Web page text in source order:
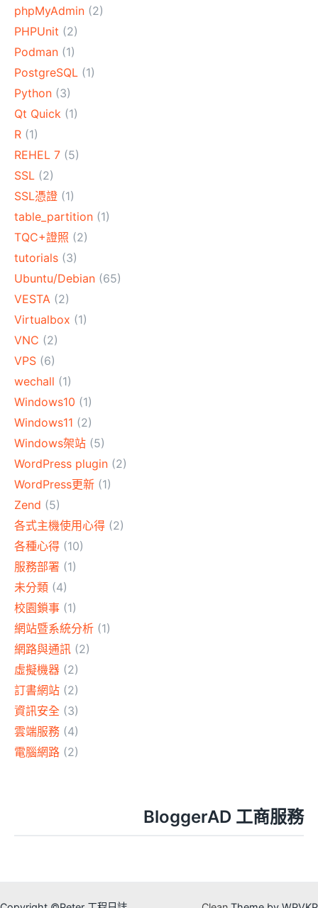
phpMyAdmin (2)
PHPUnit (2)
Podman (1)
PostgreSQL (1)
Python (3)
Qt Quick (1)
R (1)
REHEL 7 (5)
SSL (2)
SSL憑證 (1)
table_partition (1)
TQC+證照 (2)
tutorials (3)
Ubuntu/Debian (65)
VESTA (2)
Virtualbox (1)
VNC (2)
VPS (6)
wechall (1)
Windows10 (1)
Windows11 (2)
Windows架站 (5)
WordPress plugin (2)
WordPress更新 (1)
Zend (5)
各式主機使用心得 (2)
各種心得 (10)
服務部署 (1)
未分類 (4)
校園鎖事 (1)
網站暨系統分析 (1)
網路與通訊 (2)
虛擬機器 (2)
訂書網站 (2)
資訊安全 (3)
雲端服務 (4)
電腦網路 (2)
BloggerAD 工商服務